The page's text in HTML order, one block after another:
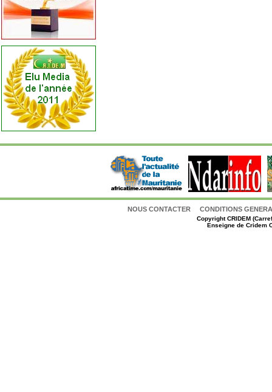
NOUS CONTACTER CONDITIONS
CopyrightCRIDEM
Enseigne de Cridem